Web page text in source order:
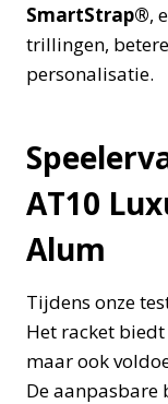
SmartStrap®,
trillingen,
personalisatie.
AT10
Alum
Tijdens onze
Het racket
maar ook
De